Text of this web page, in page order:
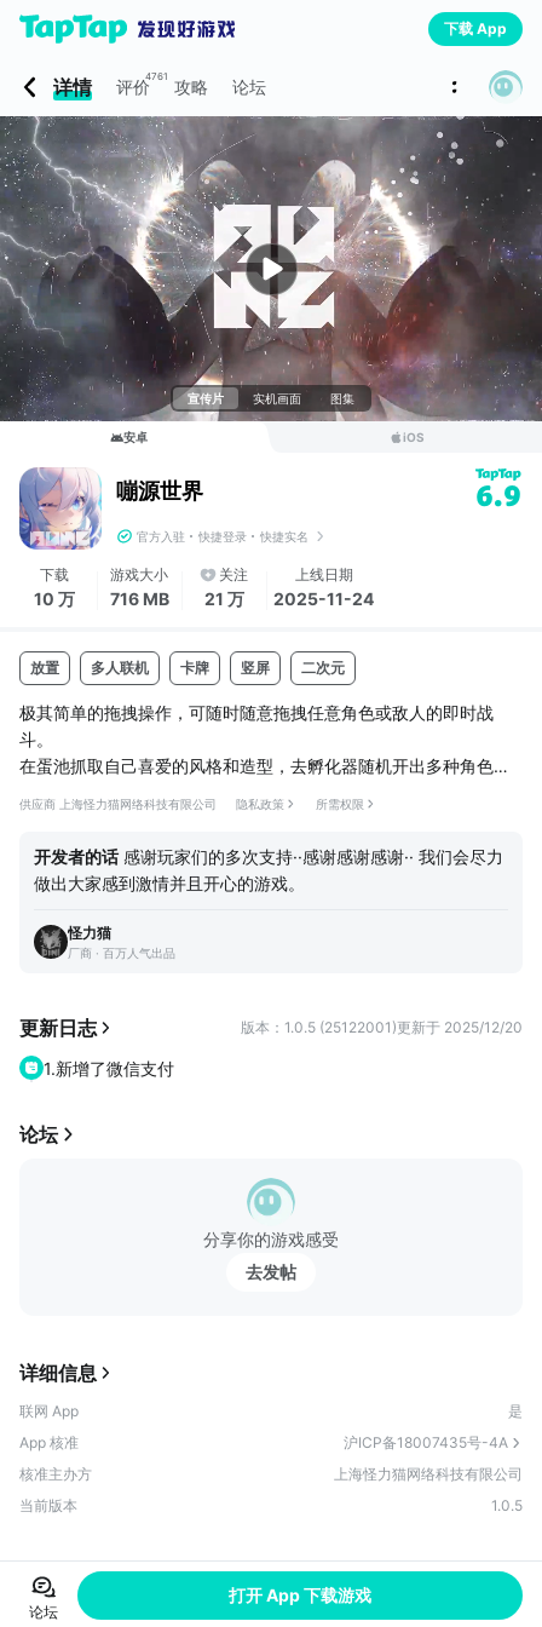
下载 App
详情 评价4761 攻略 论坛
宣传片 实机画面 图集
安卓 iOS
嘣源世界 6.9
官方入驻 快捷登录 快捷实名
下载
10 万
游戏大小
716 MB
关注
21 万
上线日期
2025-11-24
放置 多人联机 卡牌 竖屏 二次元
极其简单的拖拽操作，可随时随意拖拽任意角色或敌人的即时战
斗。
在蛋池抓取自己喜爱的风格和造型，去孵化器随机开出多种角色。
2代嘣的世界观简述：
创世神对于人类世界的发展已经感到厌倦，所以重新创造了一个新
的世界。
这个世界里主要的两个种族黑黑和白白。白白有融合万物五彩斑斓
的创造力。
神给予了足够...
供应商 上海怪力猫网络科技有限公司 隐私政策 所需权限
开发者的话 感谢玩家们的多次支持··感谢感谢感谢·· 我们会尽力
做出大家感到激情并且开心的游戏。
怪力猫
厂商 · 百万人气出品
更新日志 版本：1.0.5 (25122001)更新于 2025/12/20
1.新增了微信支付
论坛
分享你的游戏感受
去发帖
详细信息
联网 App
是
App 核准
沪ICP备18007435号-4A
核准主办方
上海怪力猫网络科技有限公司
当前版本
1.0.5
论坛
打开 App 下载游戏